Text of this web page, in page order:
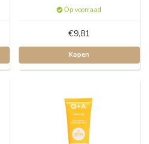
Op voorraad
€9,81
Kopen